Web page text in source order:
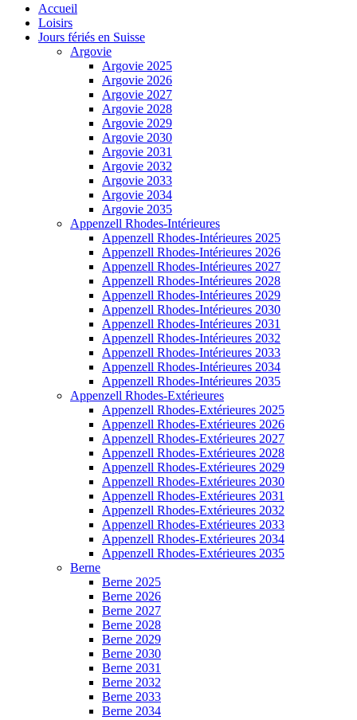
Accueil
Loisirs
Jours fériés en Suisse
Argovie
Argovie 2025
Argovie 2026
Argovie 2027
Argovie 2028
Argovie 2029
Argovie 2030
Argovie 2031
Argovie 2032
Argovie 2033
Argovie 2034
Argovie 2035
Appenzell Rhodes-Intérieures
Appenzell Rhodes-Intérieures 2025
Appenzell Rhodes-Intérieures 2026
Appenzell Rhodes-Intérieures 2027
Appenzell Rhodes-Intérieures 2028
Appenzell Rhodes-Intérieures 2029
Appenzell Rhodes-Intérieures 2030
Appenzell Rhodes-Intérieures 2031
Appenzell Rhodes-Intérieures 2032
Appenzell Rhodes-Intérieures 2033
Appenzell Rhodes-Intérieures 2034
Appenzell Rhodes-Intérieures 2035
Appenzell Rhodes-Extérieures
Appenzell Rhodes-Extérieures 2025
Appenzell Rhodes-Extérieures 2026
Appenzell Rhodes-Extérieures 2027
Appenzell Rhodes-Extérieures 2028
Appenzell Rhodes-Extérieures 2029
Appenzell Rhodes-Extérieures 2030
Appenzell Rhodes-Extérieures 2031
Appenzell Rhodes-Extérieures 2032
Appenzell Rhodes-Extérieures 2033
Appenzell Rhodes-Extérieures 2034
Appenzell Rhodes-Extérieures 2035
Berne
Berne 2025
Berne 2026
Berne 2027
Berne 2028
Berne 2029
Berne 2030
Berne 2031
Berne 2032
Berne 2033
Berne 2034